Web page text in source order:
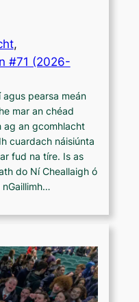
,
#71 (2026-
pearsa meán
mar an chéad
ag an gcomhlacht
cuardach náisiúnta
fud na tíre. Is as
do Ní Cheallaigh ó